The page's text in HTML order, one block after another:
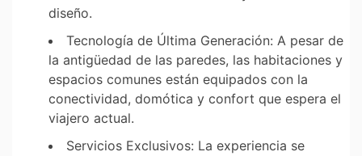
diseño.
Tecnología de Última Generación: A pesar de
la antigüedad de las paredes, las habitaciones y
espacios comunes están equipados con la
conectividad, domótica y confort que espera el
viajero actual.
Servicios Exclusivos: La experiencia se